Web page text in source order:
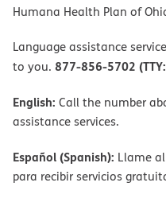
Humana Health Plan of
Language assistance
to you. 877-856-5702
English: Call the number
assistance services.
Español (Spanish): Llame
para recibir servicios